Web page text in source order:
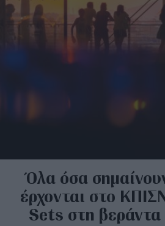
Όλα όσα
έρχονται στο
Sets στη